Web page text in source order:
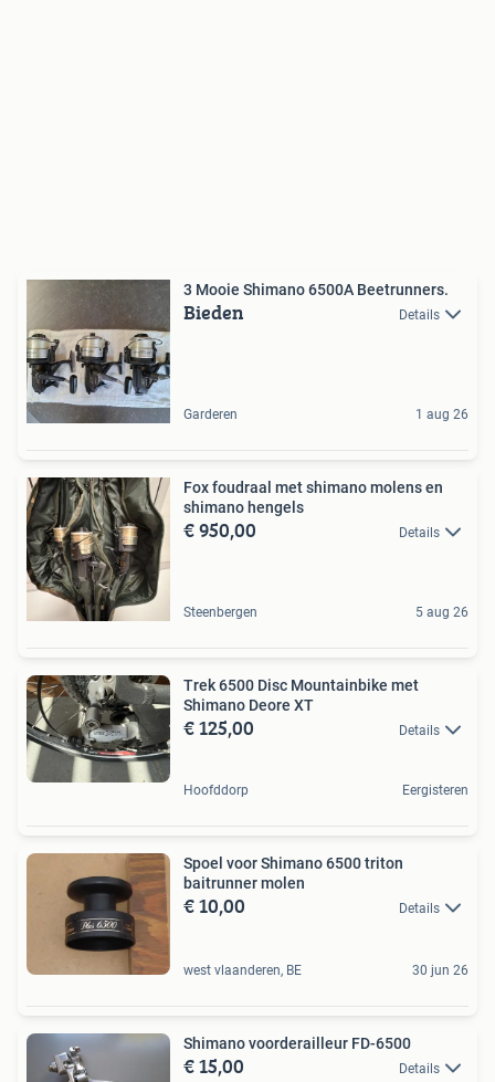
3 Mooie Shimano 6500A Beetrunners.
Bieden Details
Garderen 1 aug 26
Fox foudraal met shimano molens en
shimano hengels
€ 950,00 Details
Steenbergen 5 aug 26
Trek 6500 Disc Mountainbike met
Shimano Deore XT
€ 125,00 Details
Hoofddorp Eergisteren
Spoel voor Shimano 6500 triton
baitrunner molen
€ 10,00 Details
west vlaanderen, BE 30 jun 26
Shimano voorderailleur FD-6500
€ 15,00 Details